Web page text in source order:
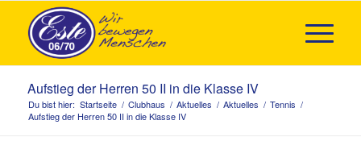
Aufstieg der Herren 50 II in die Klasse IV
Du bist hier: Startseite / Clubhaus / Aktuelles / Aktuelles / Tennis /
Aufstieg der Herren 50 II in die Klasse IV